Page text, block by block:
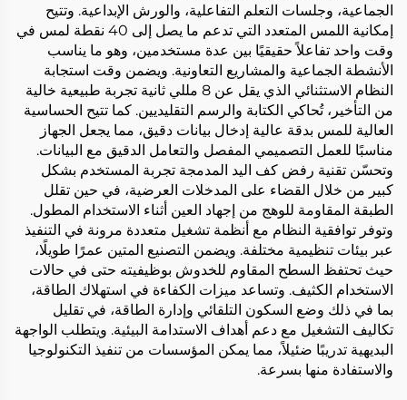
الجماعية، وجلسات التعلم التفاعلية، والورش الإبداعية. وتتيح
إمكانية اللمس المتعدد التي تدعم ما يصل إلى 40 نقطة لمس في
وقت واحد تفاعلاً حقيقيًا بين عدة مستخدمين، وهو ما يناسب
الأنشطة الجماعية والمشاريع التعاونية. ويضمن وقت استجابة
النظام الاستثنائي الذي يقل عن 8 مللي ثانية تجربة طبيعية خالية
من التأخير، تُحاكي الكتابة والرسم التقليديين. كما تتيح الحساسية
العالية للمس بدقة عالية إدخال بيانات دقيق، مما يجعل الجهاز
مناسبًا للعمل التصميمي المفصل والتعامل الدقيق مع البيانات.
وتحسّن تقنية رفض كف اليد المدمجة تجربة المستخدم بشكل
كبير من خلال القضاء على المدخلات العرضية، في حين تقلل
الطبقة المقاومة للوهج من إجهاد العين أثناء الاستخدام المطول.
وتوفر توافقية النظام مع أنظمة تشغيل متعددة مرونة في التنفيذ
عبر بيئات تنظيمية مختلفة. ويضمن التصنيع المتين عمرًا طويلًا،
حيث تحتفظ السطح المقاوم للخدوش بوظيفيته حتى في حالات
الاستخدام الكثيف. وتساعد ميزات الكفاءة في استهلاك الطاقة،
بما في ذلك وضع السكون التلقائي وإدارة الطاقة، في تقليل
تكاليف التشغيل مع دعم أهداف الاستدامة البيئية. ويتطلب الواجهة
البديهية تدريبًا ضئيلاً، مما يمكن المؤسسات من تنفيذ التكنولوجيا
والاستفادة منها بسرعة.